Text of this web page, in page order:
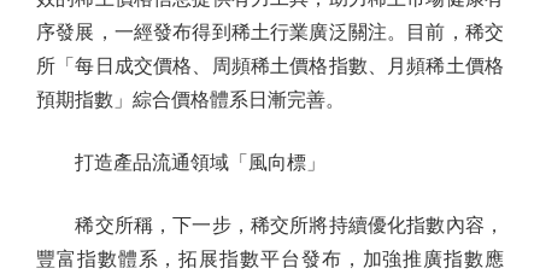
序發展，一經發布得到稀土行業廣泛關注。目前，稀交
所「每日成交價格、周頻稀土價格指數、月頻稀土價格
預期指數」綜合價格體系日漸完善。
打造產品流通領域「風向標」
稀交所稱，下一步，稀交所將持續優化指數內容，
豐富指數體系，拓展指數平台發布，加強推廣指數應